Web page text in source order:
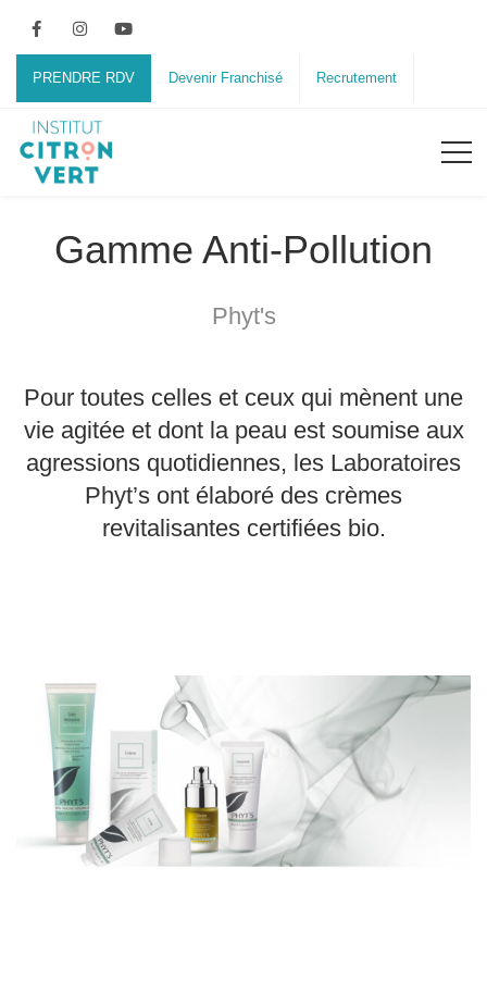
PRENDRE RDV Devenir Franchisé Recrutement
Gamme Anti-Pollution
Phyt's
Pour toutes celles et ceux qui mènent une
vie agitée et dont la peau est soumise aux
agressions quotidiennes, les Laboratoires
Phyt’s ont élaboré des crèmes
revitalisantes certifiées bio.